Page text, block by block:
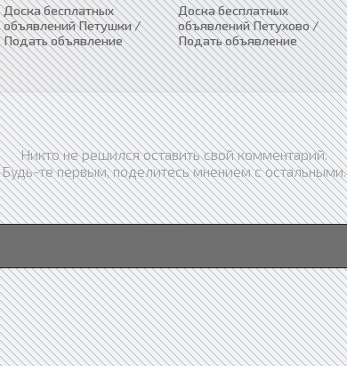
Доска бесплатных
объявлений Петушки /
Подать объявление
Доска бесплатных
объявлений Петухово /
Подать объявление
Никто не решился оставить свой комментарий.
Будь-те первым, поделитесь мнением с остальными.